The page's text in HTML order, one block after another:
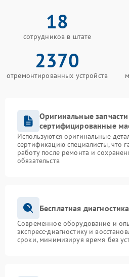
18
сотрудников в штате
2370
отремонтированных устройств
Оригинальные
сертифицированные
Используются оригинальные
сертификацию специалисты, что
работу после ремонта и
обязательств
Бесплатная
Современное оборудование и
экспресс-диагностику и
сроки, минимизируя время без